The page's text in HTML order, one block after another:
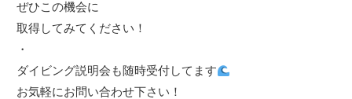
ぜひこの機会に
取得してみてください！
・
ダイビング説明会も随時受付してます
お気軽にお問い合わせ下さい！